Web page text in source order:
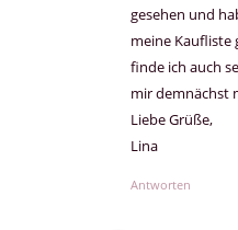
gesehen und
meine Kaufliste
finde ich auch
mir demnächst
Liebe Grüße,
Lina
Antworten